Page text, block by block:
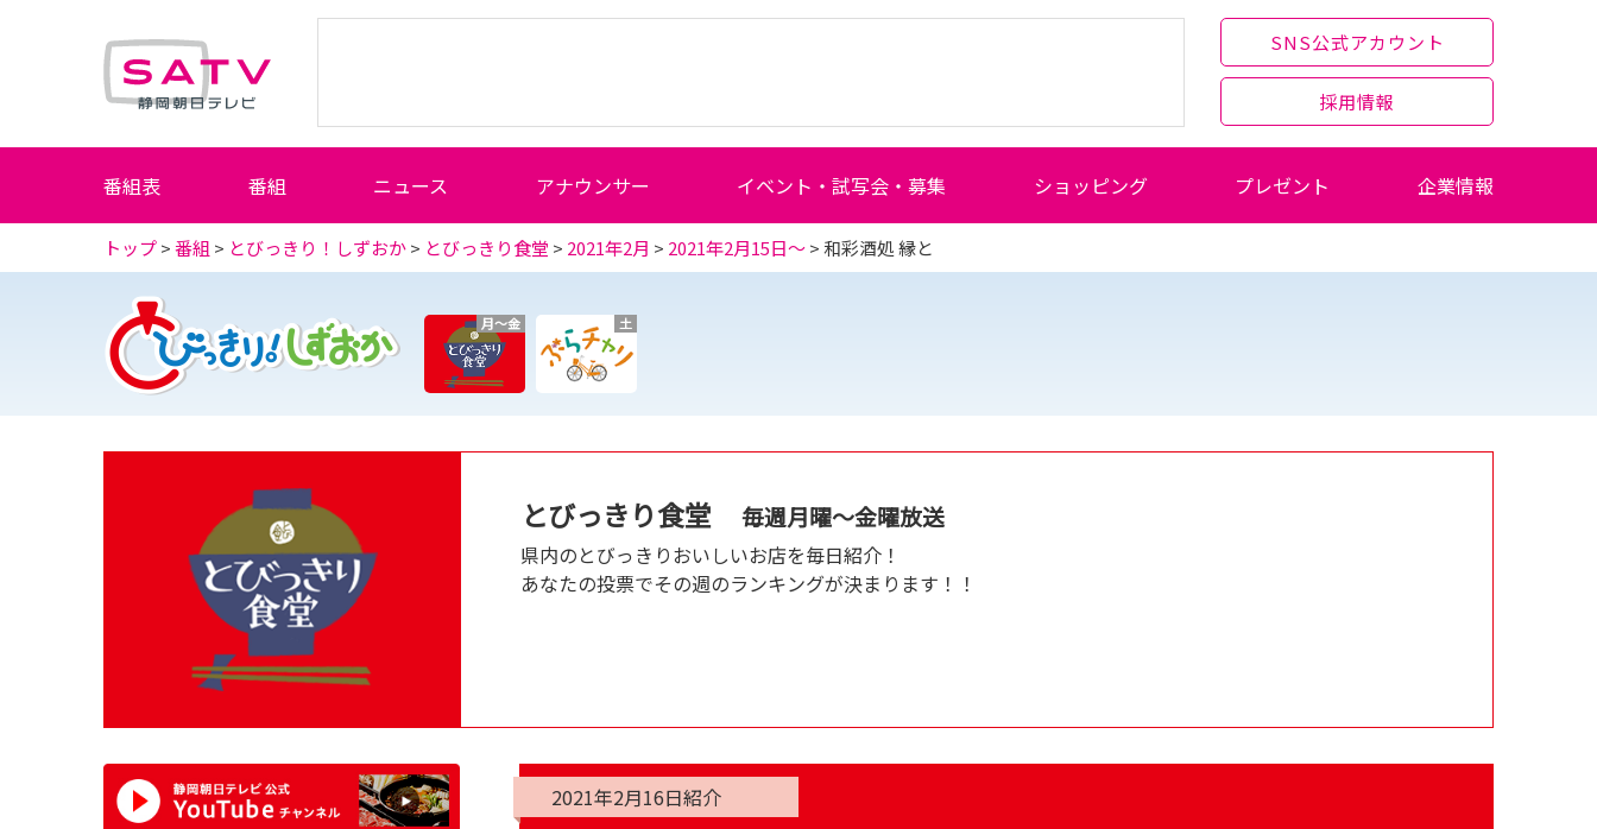
SNS公式アカウント
採用情報
番組表 番組 ニュース アナウンサー イベント・試写会・募集 ショッピング プレゼント 企業情報
トップ>番組 > とびっきり！しずおか> とびっきり食堂 > 2021年2月 > 2021年2月15日～> 和彩酒処 縁と
月～金 土
とびっきり食堂 毎週月曜～金曜放送
県内のとびっきりおいしいお店を毎日紹介！
あなたの投票でその週のランキングが決まります！！
2021年2月16日紹介